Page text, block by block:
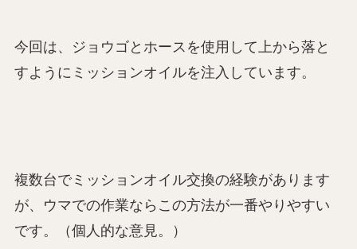
今回は、ジョウゴとホースを使用して上から落と
すようにミッションオイルを注入しています。
複数台でミッションオイル交換の経験があります
が、ウマでの作業ならこの方法が一番やりやすい
です。（個人的な意見。）